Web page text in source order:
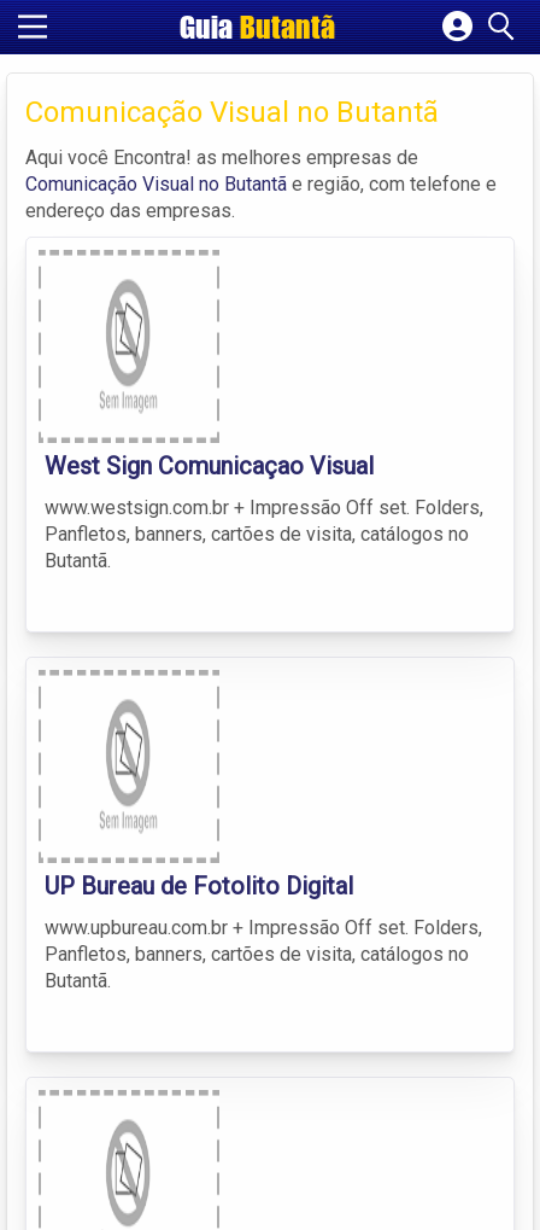
GuiaButantã
Cadastrar empresa
Criar conta
Comunicação Visual no Butantã
Aqui você Encontra! as melhores empresas de
Comunicação Visual no Butantã e região, com telefone e
endereço das empresas.
West Sign Comunicaçao Visual
www.westsign.com.br + Impressão Off set. Folders,
Panfletos, banners, cartões de visita, catálogos no
Butantã.
UP Bureau de Fotolito Digital
www.upbureau.com.br + Impressão Off set. Folders,
Panfletos, banners, cartões de visita, catálogos no
Butantã.